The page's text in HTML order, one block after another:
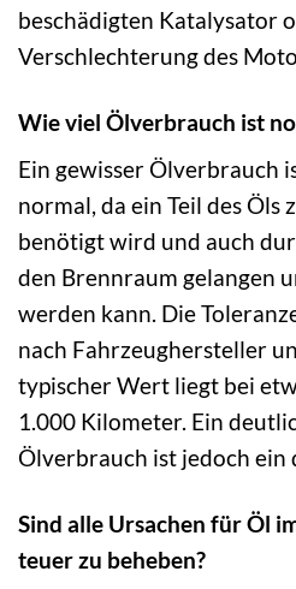
beschädigten Katalysator
Verschlechterung des
Wie viel Ölverbrauch ist
Ein gewisser Ölverbrauch
normal, da ein Teil des Öls
benötigt wird und auch
den Brennraum gelangen
werden kann. Die
nach Fahrzeughersteller
typischer Wert liegt bei
1.000 Kilometer. Ein
Ölverbrauch ist jedoch ein
Sind alle Ursachen für Öl
teuer zu beheben?